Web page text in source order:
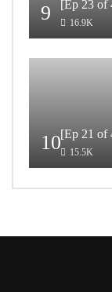
9 16.9K
10 15.5K